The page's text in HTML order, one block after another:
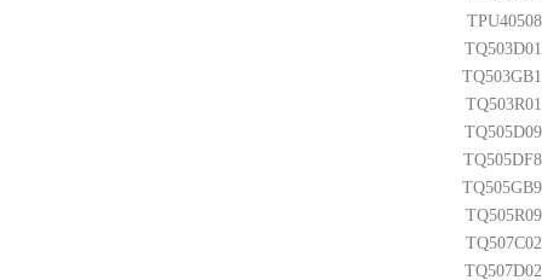
TPU40508
TQ503D01
TQ503GB1
TQ503R01
TQ505D09
TQ505DF8
TQ505GB9
TQ505R09
TQ507C02
TQ507D02